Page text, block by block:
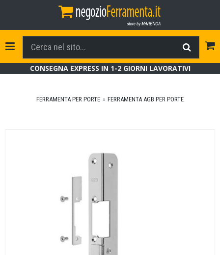
Toggle Navigation
CONSEGNA EXPRESS IN 1-2 GIORNI LAVORATIVI
FERRAMENTA PER PORTE FERRAMENTA AGB PER PORTE